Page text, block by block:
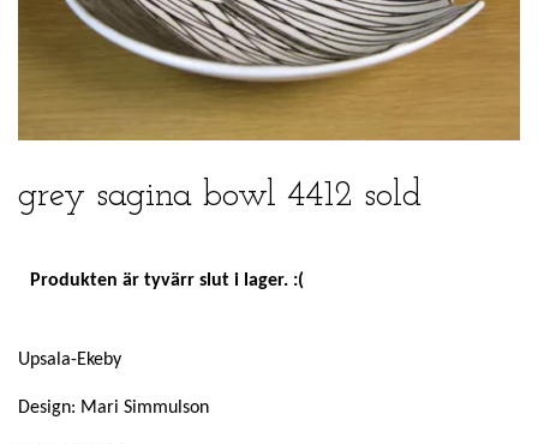
grey sagina bowl 4412 sold
Produkten är tyvärr slut i lager. :(
Upsala-Ekeby
Design: Mari Simmulson